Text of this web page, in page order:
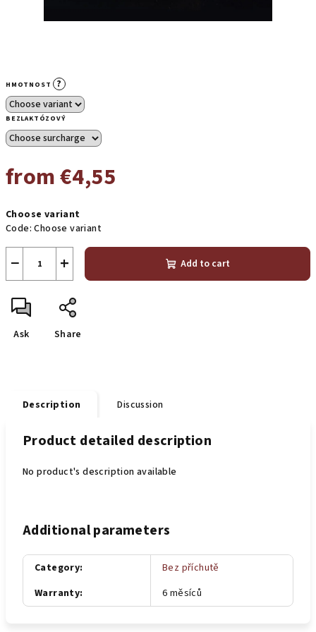
HMOTNOST ?
BEZLAKTÓZOVÝ
from€4,55
price:
Choose variant
Code: Choose variant
+
− Add to cart
Ask Share
Description Discussion
Product detailed description
No product's description available
Additional parameters
Category:
Bez příchutě
Warranty: 6 měsíců